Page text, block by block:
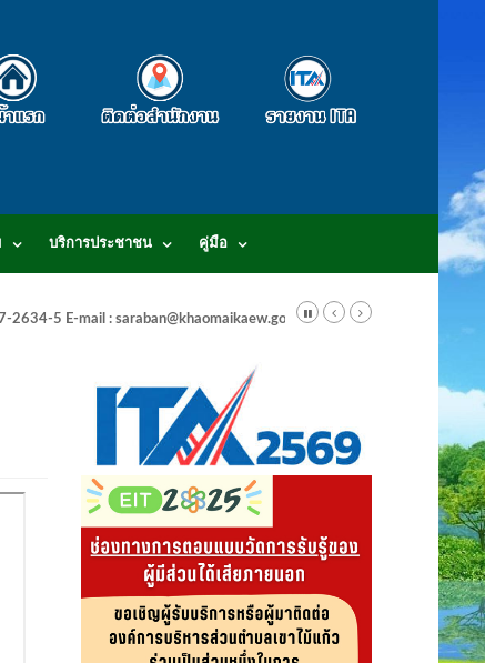
บริการประชาชน คู่มือ
5 E-mail : saraban@khaomaikaew.go.th